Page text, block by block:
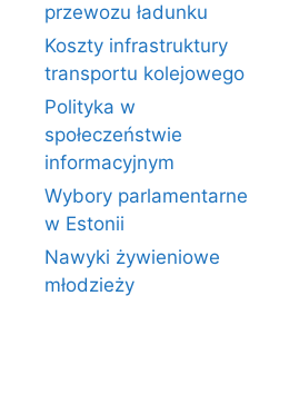
przewozu ładunku
Koszty infrastruktury
transportu kolejowego
Polityka w
społeczeństwie
informacyjnym
Wybory parlamentarne
w Estonii
Nawyki żywieniowe
młodzieży